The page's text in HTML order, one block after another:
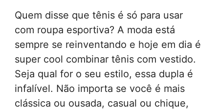
Quem disse que tênis é só para usar
com roupa esportiva? A moda está
sempre se reinventando e hoje em dia é
super cool combinar tênis com vestido.
Seja qual for o seu estilo, essa dupla é
infalível. Não importa se você é mais
clássica ou ousada, casual ou chique,